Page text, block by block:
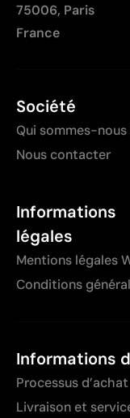
75006, Paris
France
Société
Qui sommes-nous
Nous contacter
Informations
légales
Mentions légales
Conditions
Informations
Processus d’achat
Livraison et